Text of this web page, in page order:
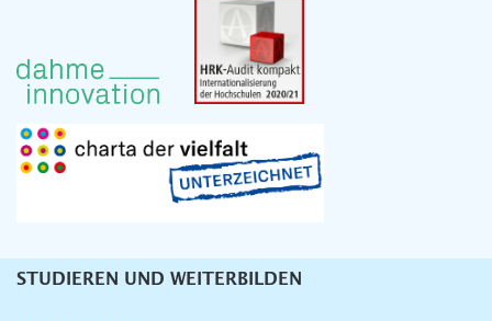
Unternavigation
STUDIEREN UND WEITERBILDEN